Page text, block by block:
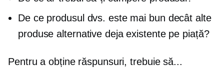
De ce produsul dvs. este mai bun decât alte
produse alternative deja existente pe piață?
Pentru a obține răspunsuri, trebuie să...